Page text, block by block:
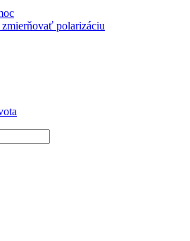
zmierňovať polarizáciu